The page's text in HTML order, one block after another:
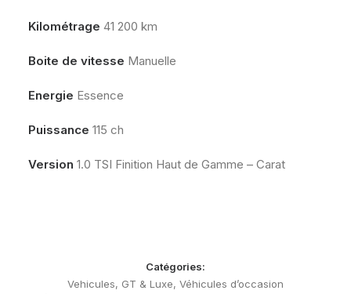
Kilométrage 41 200 km
Boite de vitesse Manuelle
Energie Essence
Puissance 115 ch
Version 1.0 TSI Finition Haut de Gamme – Carat
Catégories:
Vehicules, GT & Luxe, Véhicules d’occasion